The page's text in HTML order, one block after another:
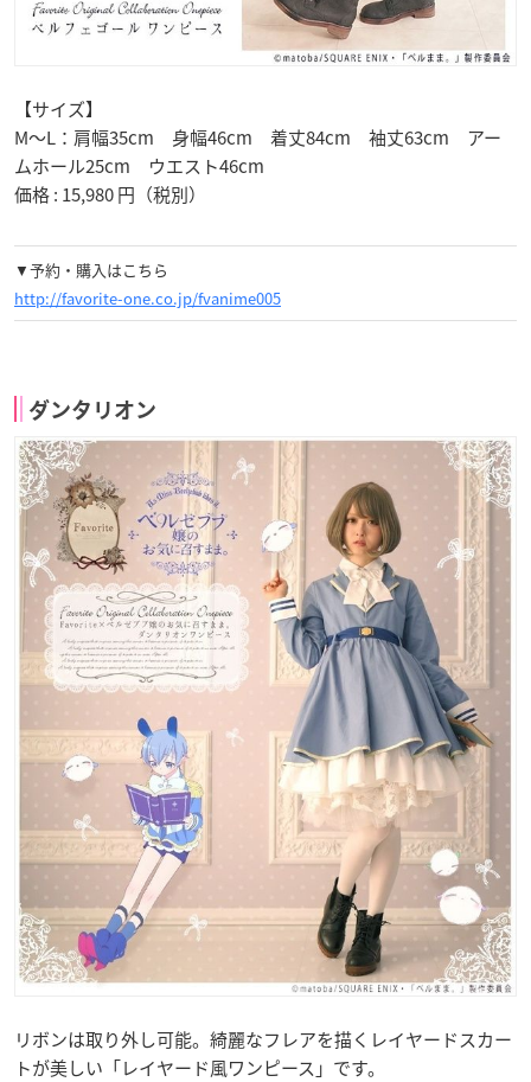
【サイズ】
M～L：肩幅35cm 身幅46cm 着丈84cm 袖丈63cm アー
ムホール25cm ウエスト46cm
価格 : 15,980 円（税別）
▼予約・購入はこちら
http://favorite-one.co.jp/fvanime005
ダンタリオン
リボンは取り外し可能。綺麗なフレアを描くレイヤードスカー
トが美しい「レイヤード風ワンピース」です。